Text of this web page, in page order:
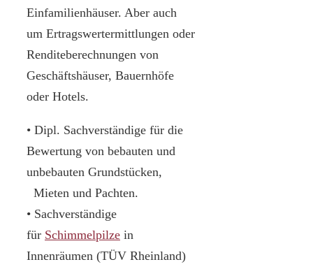
Einfamilienhäuser. Aber auch
um Ertragswertermittlungen oder
Renditeberechnungen von
Geschäftshäuser, Bauernhöfe
oder Hotels.
• Dipl. Sachverständige für die
Bewertung von bebauten und
unbebauten Grundstücken,
Mieten und Pachten.
• Sachverständige
für Schimmelpilze in
Innenräumen (TÜV Rheinland)